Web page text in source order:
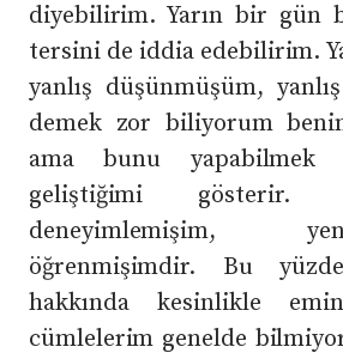
diyebilirim. Yarın bir gün
tersini de iddia edebilirim.
yanlış düşünmüşüm,
demek zor biliyorum
ama bunu yapabilmek
geliştiğimi gösterir.
deneyimlemişim,
öğrenmişimdir. Bu
hakkında kesinlikle
cümlelerim genelde